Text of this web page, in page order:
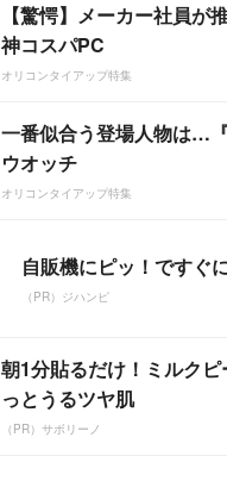
【驚愕】メーカー社員が
神コスパPC
オリコンタイアップ特集
一番似合う登場人物は…
ウオッチ
オリコンタイアップ特集
自販機にピッ！ですぐ
（PR）ジハンピ
朝1分貼るだけ！ミルク
っとうるツヤ肌
（PR）サボリーノ